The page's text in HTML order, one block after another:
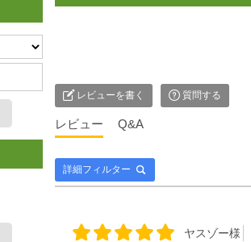
レビューを書く 質問する
レビュー Q&A
詳細フィルター
ヤスゾー様